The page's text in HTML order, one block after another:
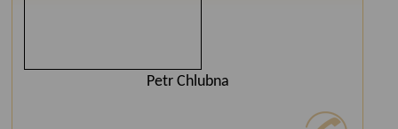
Petr Chlubna